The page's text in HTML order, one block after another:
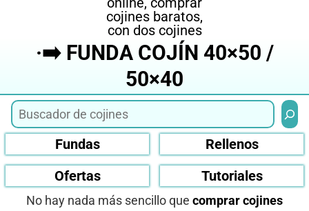
·➡️ FUNDA COJÍN 40×50 /
50×40
Fundas
Rellenos
Ofertas
Tutoriales
No hay nada más sencillo que comprar cojines